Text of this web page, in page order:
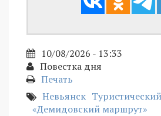
10/08/2026 - 13:33
Повестка дня
Печать
Невьянск
«Демидовский маршрут»